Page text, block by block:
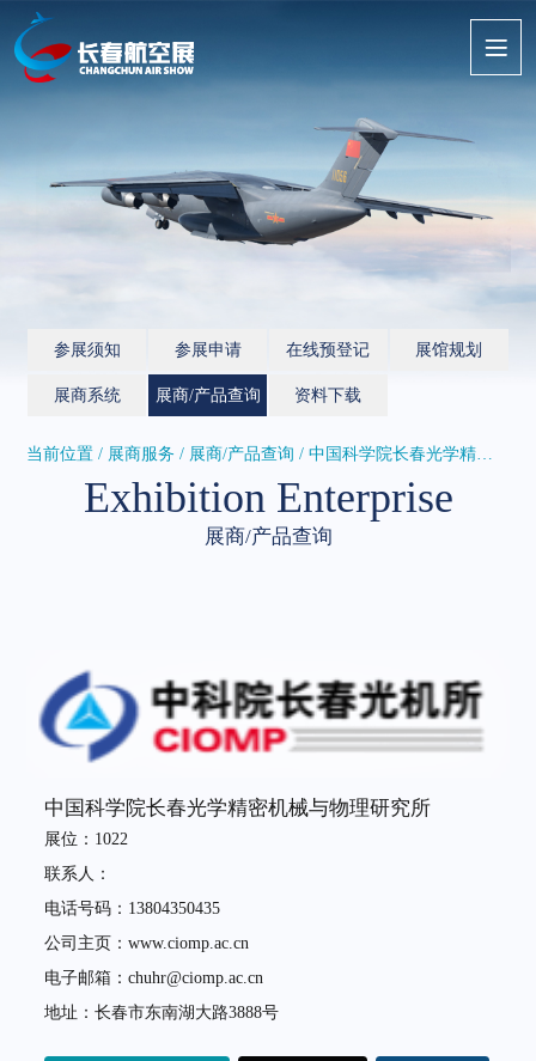
参展须知 参展申请 在线预登记 展馆规划
展商系统 展商/产品查询 资料下载
当前位置 / 展商服务 / 展商/产品查询 / 中国科学院长春光学精密机械与物...
Exhibition Enterprise
展商/产品查询
中国科学院长春光学精密机械与物理研究所
展位：1022
联系人：
电话号码：13804350435
公司主页：www.ciomp.ac.cn
电子邮箱：chuhr@ciomp.ac.cn
地址：长春市东南湖大路3888号